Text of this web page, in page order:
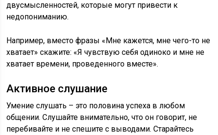
двусмысленностей, которые могут привести к
недопониманию.
Например, вместо фразы «Мне кажется, мне чего-то не
хватает» скажите: «Я чувствую себя одиноко и мне не
хватает времени, проведенного вместе».
Активное слушание
Умение слушать – это половина успеха в любом
общении. Слушайте внимательно, что он говорит, не
перебивайте и не спешите с выводами. Старайтесь